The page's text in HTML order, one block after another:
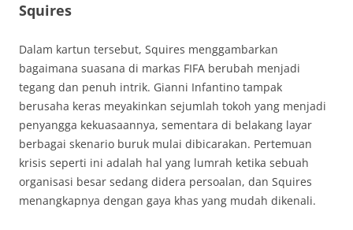
Squires
Dalam kartun tersebut, Squires menggambarkan
bagaimana suasana di markas FIFA berubah menjadi
tegang dan penuh intrik. Gianni Infantino tampak
berusaha keras meyakinkan sejumlah tokoh yang menjadi
penyangga kekuasaannya, sementara di belakang layar
berbagai skenario buruk mulai dibicarakan. Pertemuan
krisis seperti ini adalah hal yang lumrah ketika sebuah
organisasi besar sedang didera persoalan, dan Squires
menangkapnya dengan gaya khas yang mudah dikenali.